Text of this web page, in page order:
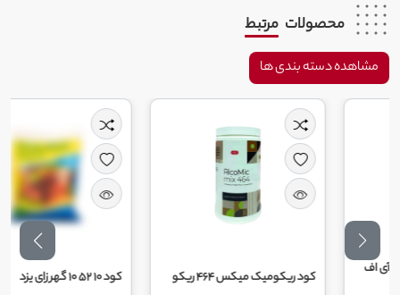
محصولات مرتبط
مشاهده دسته بندی ها
کود ریکومیک میکس 464 ریکو